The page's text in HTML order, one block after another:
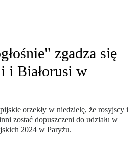
zgadza się
i Białorusi w
orzekły w niedzielę, że rosyjscy i
zostać dopuszczeni do udziału w
2024 w Paryżu.